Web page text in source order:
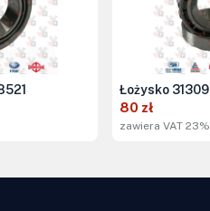
Łożysko 31309
80 zł
zawiera VAT 23%